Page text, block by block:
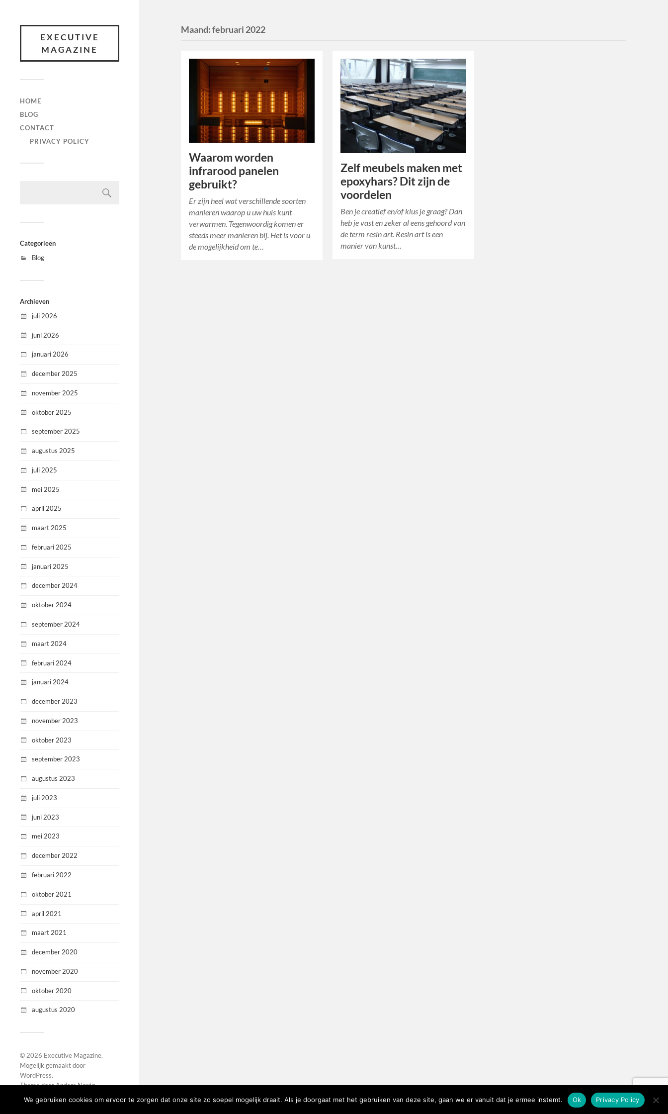
EXECUTIVE
MAGAZINE
HOME
BLOG
CONTACT
PRIVACY POLICY
Categorieën
Blog
Archieven
juli 2026
juni 2026
januari 2026
december 2025
november 2025
oktober 2025
september 2025
augustus 2025
juli 2025
mei 2025
april 2025
maart 2025
februari 2025
januari 2025
december 2024
oktober 2024
september 2024
maart 2024
februari 2024
januari 2024
december 2023
november 2023
oktober 2023
september 2023
augustus 2023
juli 2023
juni 2023
mei 2023
december 2022
februari 2022
oktober 2021
april 2021
maart 2021
december 2020
november 2020
oktober 2020
augustus 2020
© 2026 Executive Magazine.
Mogelijk gemaakt door
WordPress.
Thema doorAnders Norén.
Maand:februari 2022
Waarom worden
infrarood panelen
gebruikt?
Er zijn heel wat verschillende soorten
manieren waarop u uw huis kunt
verwarmen. Tegenwoordig komen er
steeds meer manieren bij. Het is voor u
de mogelijkheid om te…
Zelf meubels maken met
epoxyhars? Dit zijn de
voordelen
Ben je creatief en/of klus je graag? Dan
heb je vast en zeker al eens gehoord van
de term resin art. Resin art is een
manier van kunst…
We gebruiken cookies om ervoor te zorgen dat onze site zo soepel mogelijk draait. Als je doorgaat met het gebruiken van deze site, gaan we er vanuit dat je ermee instemt. Ok Privacy Policy